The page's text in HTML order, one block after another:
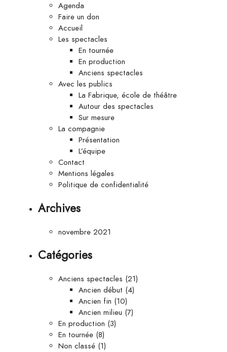
Agenda
Faire un don
Accueil
Les spectacles
En tournée
En production
Anciens spectacles
Avec les publics
La Fabrique, école de théâtre
Autour des spectacles
Sur mesure
La compagnie
Présentation
L’équipe
Contact
Mentions légales
Politique de confidentialité
Archives
novembre 2021
Catégories
Anciens spectacles (21)
Ancien début (4)
Ancien fin (10)
Ancien milieu (7)
En production (3)
En tournée (8)
Non classé (1)